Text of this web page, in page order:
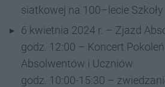
siatkowej na 100–lecie Szkoły
6 kwietnia 2024 r. – Zjazd
godz. 12:00 – Koncert
Absolwentów i Uczniów
godz. 10:00-15:30 –